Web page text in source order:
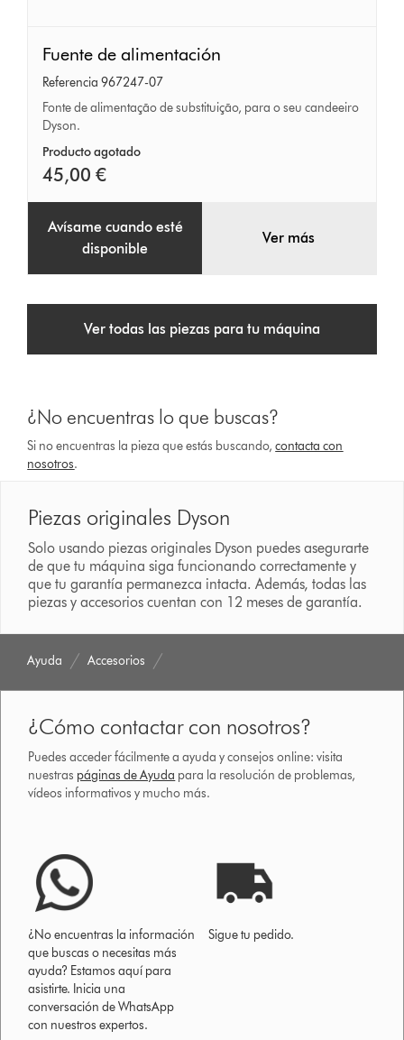
de
alimentación
Fuente de alimentación
Referencia 967247-07
Fonte de alimentação de substituição, para o seu candeeiro
Dyson.
Producto agotado
45,00 €
Avísame cuando esté
disponible
Ver más
Ver todas las piezas para tu máquina
¿No encuentras lo que buscas?
Si no encuentras la pieza que estás buscando,contacta con
nosotros.
Piezas originales Dyson
Solo usando piezas originales Dyson puedes asegurarte
de que tu máquina siga funcionando correctamente y
que tu garantía permanezca intacta. Además, todas las
piezas y accesorios cuentan con 12 meses de garantía.
Ayuda Accesorios
¿Cómo contactar con nosotros?
Puedes acceder fácilmente a ayuda y consejos online: visita
nuestras páginas de Ayuda para la resolución de problemas,
vídeos informativos y mucho más.
¿No encuentras la información
que buscas o necesitas más
ayuda? Estamos aquí para
asistirte. Inicia una
conversación de WhatsApp
con nuestros expertos.
Sigue tu pedido.